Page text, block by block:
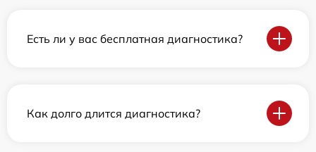
Есть ли у вас бесплатная диагностика?
Как долго длится диагностика?